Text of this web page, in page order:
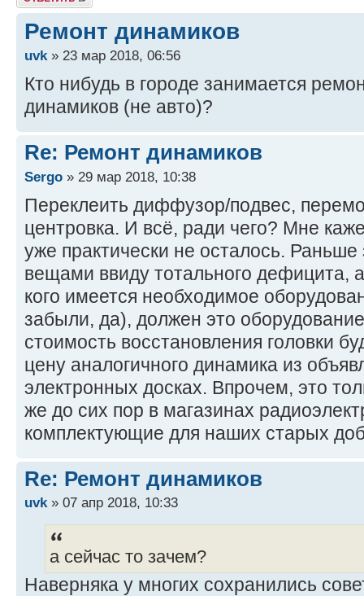
Ремонт динамиков
uvk» 23 мар 2018, 06:56
Кто нибудь в городе занимается
динамиков (не авто)?
Re: Ремонт динамиков
Sergo » 29 мар 2018, 10:38
Переклеить диффузор/подвес,
центровка. И всё, ради чего? Мне
уже практически не осталось.
вещами ввиду тотального дефицита,
кого имеется необходимое
забыли, да), должен это
стоимость восстановления головки
цену аналогичного динамика из
электронных досках. Впрочем, это
же до сих пор в магазинах
комплектующие для наших старых
Re: Ремонт динамиков
uvk» 07 апр 2018, 10:33
а сейчас то зачем?
Наверняка у многих сохранились